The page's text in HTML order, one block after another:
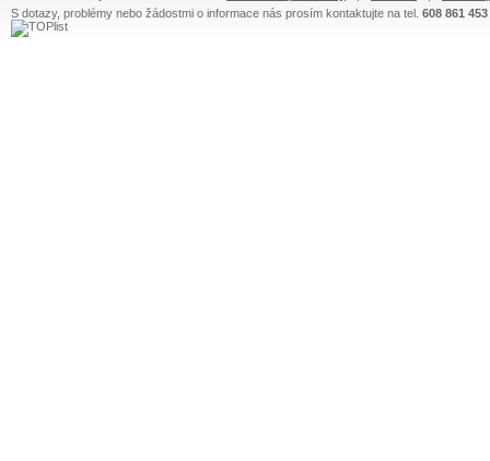
S dotazy, problémy nebo žádostmi o informace nás prosím kontaktujte na tel. 608 861 453